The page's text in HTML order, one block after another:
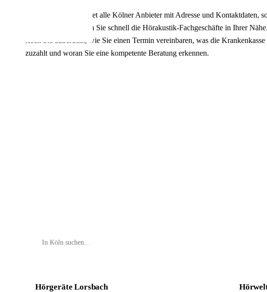
Unser Verzeichnis listet alle Kölner Anbieter mit Adresse und Kontaktdaten,
Postleitzahl. So finden Sie schnell die Hörakustik-Fachgeschäfte in Ihrer
lesen Sie außerdem, wie Sie einen Termin vereinbaren, was die
zuzahlt und woran Sie eine kompetente Beratung erkennen.
Hörgeräte Lorsbach